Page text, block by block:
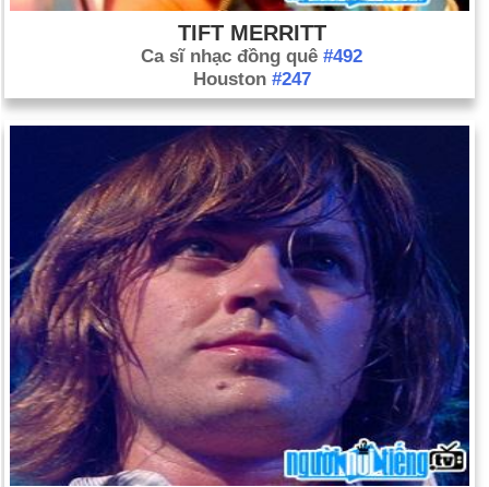
York.
TIFT MERRITT
Ca sĩ nhạc đồng quê #492
Houston #247